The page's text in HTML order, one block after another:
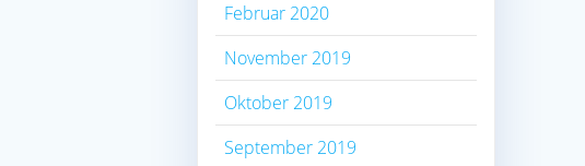
Februar 2020
November 2019
Oktober 2019
September 2019